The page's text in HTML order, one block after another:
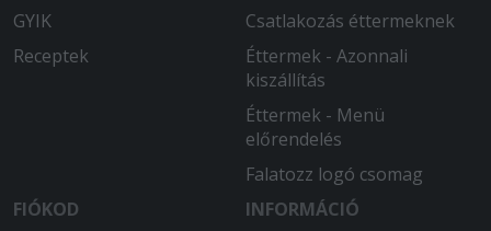
GYIK
Receptek
Csatlakozás éttermeknek
Éttermek - Azonnali
kiszállítás
Éttermek - Menü
előrendelés
Falatozz logó csomag
FIÓKOD
INFORMÁCIÓ